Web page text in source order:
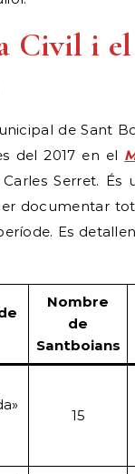
Civil i el
de Sant
del 2017 en el
Serret. És
documentar
Es
Nombre
de
Santboians
15